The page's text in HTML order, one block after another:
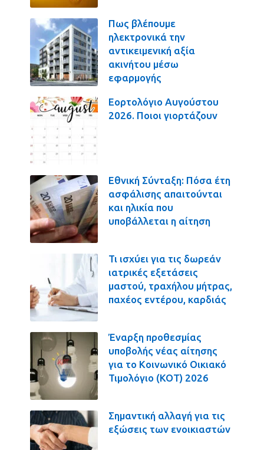
Πως βλέπουμε
ηλεκτρονικά την
αντικειμενική αξία
ακινήτου μέσω
εφαρμογής
Εορτολόγιο Αυγούστου
2026. Ποιοι γιορτάζουν
Εθνική Σύνταξη: Πόσα έτη
ασφάλισης απαιτούνται
και ηλικία που
υποβάλλεται η αίτηση
Τι ισχύει για τις δωρεάν
ιατρικές εξετάσεις
μαστού, τραχήλου μήτρας,
παχέος εντέρου, καρδιάς
Έναρξη προθεσμίας
υποβολής νέας αίτησης
για το Κοινωνικό Οικιακό
Τιμολόγιο (ΚΟΤ) 2026
Σημαντική αλλαγή για τις
εξώσεις των ενοικιαστών